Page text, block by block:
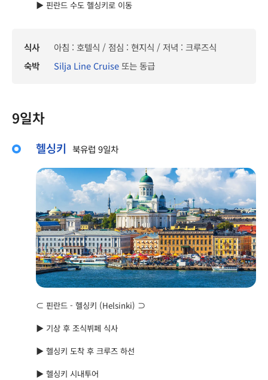
▶ 핀란드 수도 헬싱키로 이동
식사
아침 : 호텔식 / 점심 : 현지식 / 저녁 : 크루즈식
숙박
Silja Line Cruise또는 동급
9일차
헬싱키 북유럽 9일차
⊂ 핀란드 - 헬싱키 (Helsinki) ⊃
▶ 기상 후 조식뷔페 식사
▶ 헬싱키 도착 후 크루즈 하선
▶ 헬싱키 시내투어